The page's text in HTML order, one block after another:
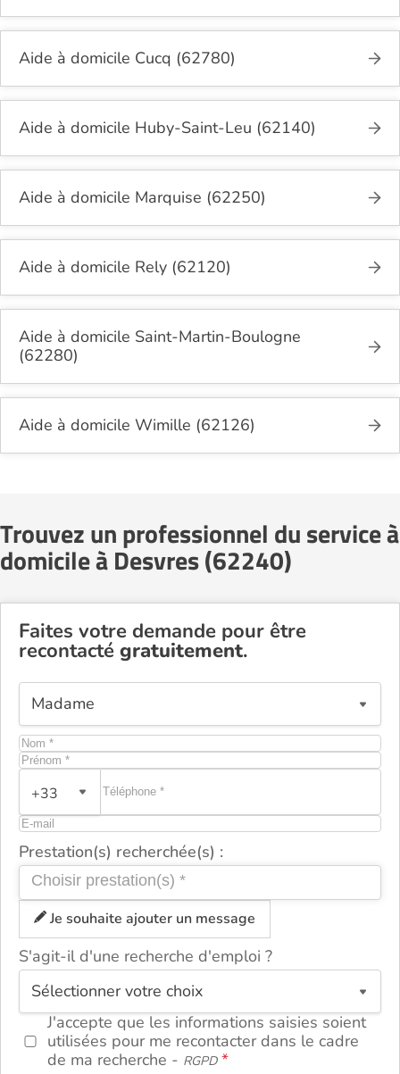
Aide à domicile Cucq (62780)
Aide à domicile Huby-Saint-Leu (62140)
Aide à domicile Marquise (62250)
Aide à domicile Rely (62120)
Aide à domicile Saint-Martin-Boulogne
(62280)
Aide à domicile Wimille (62126)
Trouvez un professionnel du service à
domicile à Desvres (62240)
Faites votre demande pour être
recontacté gratuitement.
+33
Prestation(s) recherchée(s) :
Je souhaite ajouter un message
S'agit-il d'une recherche d'emploi ?
J'accepte que les informations saisies soient
utilisées pour me recontacter dans le cadre
de ma recherche - RGPD
ou